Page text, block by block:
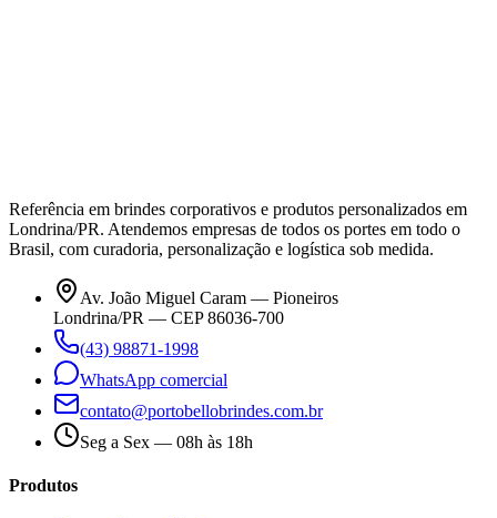
Referência em brindes corporativos e produtos personalizados em
Londrina/PR. Atendemos empresas de todos os portes em todo o
Brasil, com curadoria, personalização e logística sob medida.
Av. João Miguel Caram — Pioneiros
Londrina/PR — CEP 86036-700
(43) 98871-1998
WhatsApp comercial
contato@portobellobrindes.com.br
Seg a Sex — 08h às 18h
Produtos